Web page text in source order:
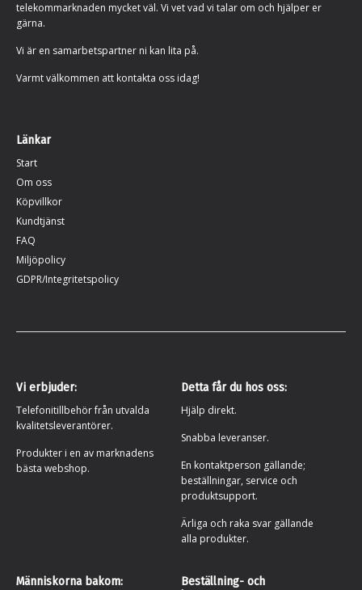
telekommarknaden mycket väl. Vi vet vad vi talar om och hjälper er
gärna.
Vi är en samarbetspartner ni kan lita på.
Varmt välkommen att kontakta oss idag!
Länkar
Start
Om oss
Köpvillkor
Kundtjänst
FAQ
Miljöpolicy
GDPR/Integritetspolicy
Vi erbjuder:
Telefonitillbehör från utvalda
kvalitetsleverantörer.
Produkter i en av marknadens
bästa webshop.
Detta får du hos oss:
Hjälp direkt.
Snabba leveranser.
En kontaktperson gällande;
beställningar, service och
produktsupport.
Ärliga och raka svar gällande
alla produkter.
Människorna bakom:
Beställning- och